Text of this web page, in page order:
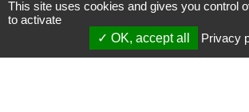
This site uses cookies and gives you control
to activate
OK, accept all
Privacy